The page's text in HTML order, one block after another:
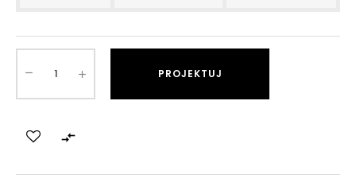
PROJEKTUJ
